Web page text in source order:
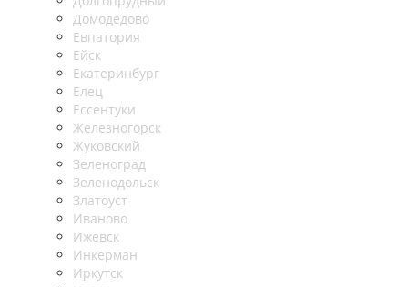
Домодедово
Евпатория
Ейск
Екатеринбург
Елец
Ессентуки
Железногорск
Жуковский
Зеленоград
Зеленодольск
Златоуст
Иваново
Ижевск
Инкерман
Иркутск